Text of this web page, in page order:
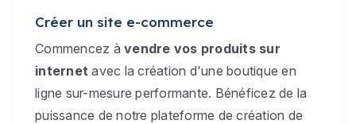
Créer un site e-commerce
Commencez à vendre vos produits sur
internet avec la création d'une boutique en
ligne sur-mesure performante. Bénéficez de la
puissance de notre plateforme de création de